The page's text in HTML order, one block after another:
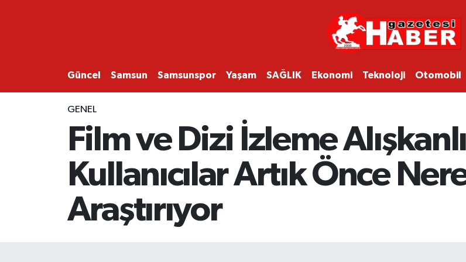
Güncel Samsun Samsunspor Yaşam SAĞLIK Ekonomi Teknoloji Otomobil
GENEL
Film ve Dizi İzleme
Kullanıcılar Artık Önce
Araştırıyor
SAMSUN
SAMSUNSPOR
EKONOMİ